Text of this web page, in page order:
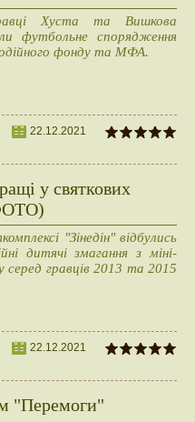
Хуста та Вишкова
футбольне спорядження
фонду та МФА.
22.12.2021
у святкових
"Зінедін" відбулись
дитячі змагання з міні-
серед гравців 2013 та 2015
22.12.2021
"Перемоги"